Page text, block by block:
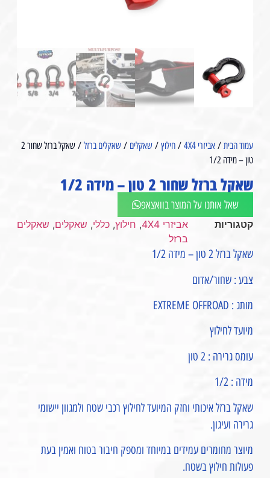
עמוד הבית/ אביזרי 4X4 / חילוץ/ שאקלים / שאקלים ברזל
/ שאקל ברזל שחור 2
טון – מידה 1/2⁩
שאקל ברזל שחור 2 טון – מידה 1/2⁩
שאל אותנו על המוצר בוואצאפ
קטגוריות אביזרי 4X4 , חילוץ, כללי, שאקלים, שאקלים
ברזל
שאקל ברזל 2 טון – מידה 1/2
צבע : שחור/אדום
מותג : EXTREME OFFROAD
מיועד לחילוץ
עומס גרירה : 2 טון
מידה : 1/2
שאקל ברזל איכותי וחזק המיועד לחילוץ רכבי שטח ולמגוון יישומי
גרירה ועיגון.
מיוצר מחומרים עמידים במיוחד ומספק חיבור בטוח ואמין בעת
פעולות חילוץ בשטח.